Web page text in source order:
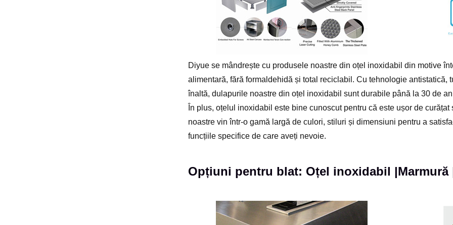
Diyue se mândrește cu produsele noastre din oțel inoxidabil din motive
alimentară, fără formaldehidă și total reciclabil. Cu tehnologie antistatică,
înaltă, dulapurile noastre din oțel inoxidabil sunt durabile până la 30 de
În plus, oțelul inoxidabil este bine cunoscut pentru că este ușor de
noastre vin într-o gamă largă de culori, stiluri și dimensiuni pentru a
funcțiile specifice de care aveți nevoie.
Opțiuni pentru blat: Oțel inoxidabil |Marmură